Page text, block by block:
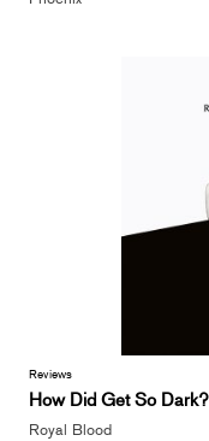
Reviews
How Did Get So Dark?
Royal Blood